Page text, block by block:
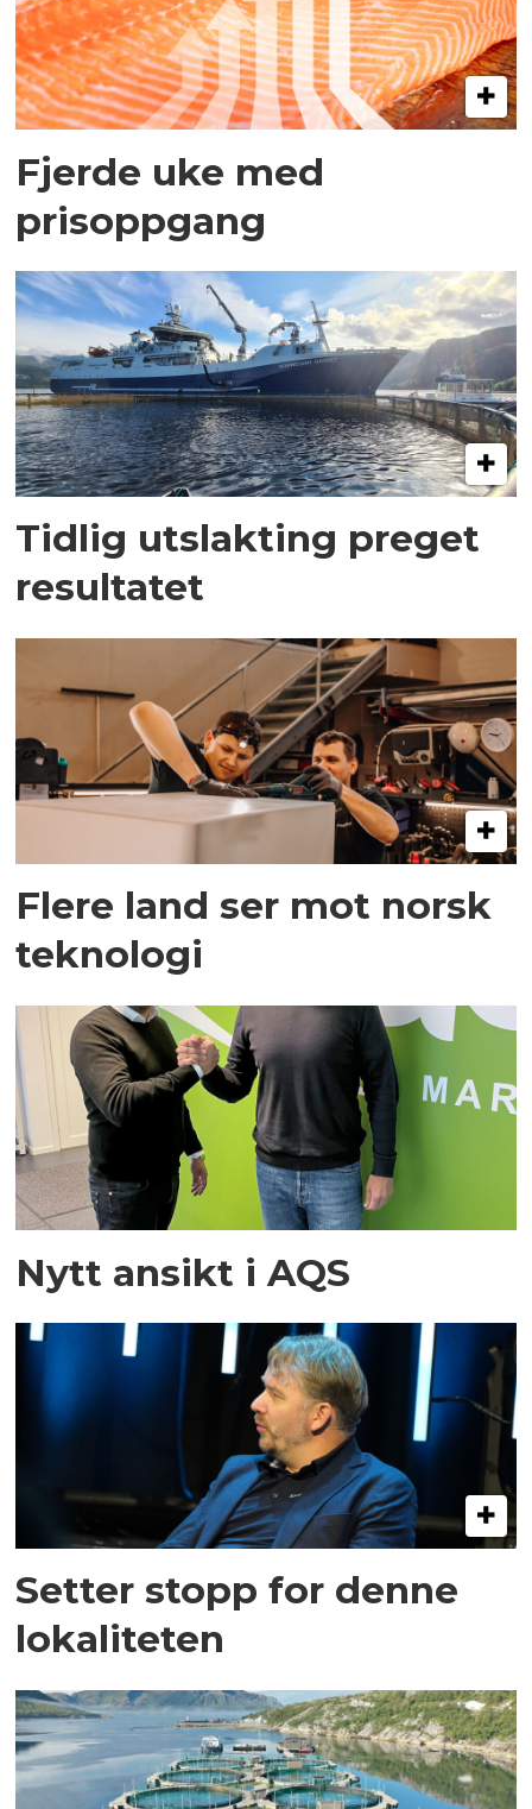
Fjerde uke med
prisoppgang
Tidlig utslakting preget
resultatet
Flere land ser mot norsk
teknologi
Nytt ansikt i AQS
Setter stopp for denne
lokaliteten